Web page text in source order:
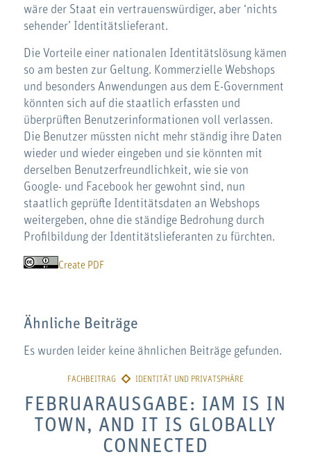
wäre der Staat ein vertrauenswürdiger, aber ‘nichts
sehender’ Identitätslieferant.
Die Vorteile einer nationalen Identitätslösung kämen
so am besten zur Geltung. Kommerzielle Webshops
und besonders Anwendungen aus dem E-Government
könnten sich auf die staatlich erfassten und
überprüften Benutzerinformationen voll verlassen.
Die Benutzer müssten nicht mehr ständig ihre Daten
wieder und wieder eingeben und sie könnten mit
derselben Benutzerfreundlichkeit, wie sie von
Google- und Facebook her gewohnt sind, nun
staatlich geprüfte Identitätsdaten an Webshops
weitergeben, ohne die ständige Bedrohung durch
Profilbildung der Identitätslieferanten zu fürchten.
Create PDF
Ähnliche Beiträge
Es wurden leider keine ähnlichen Beiträge gefunden.
FEBRUARAUSGABE: IAM IS IN
TOWN, AND IT IS GLOBALLY
CONNECTED